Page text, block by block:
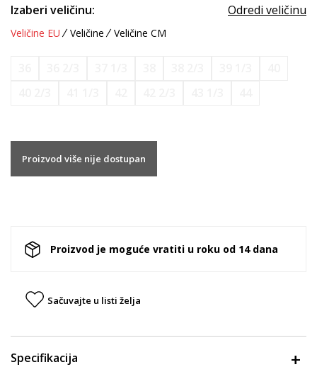
Izaberi veličinu: Odredi veličinu
Veličine EU Veličine Veličine CM
Proizvod više nije dostupan
Proizvod je moguće vratiti u roku od 14 dana
Sačuvajte u listi želja
Specifikacija